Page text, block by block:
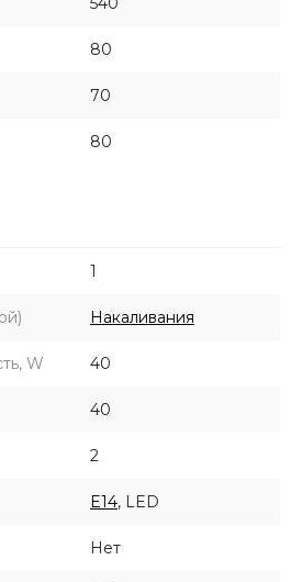
80
70
80
1
Накаливания
W 40
40
2
E14, LED
Нет